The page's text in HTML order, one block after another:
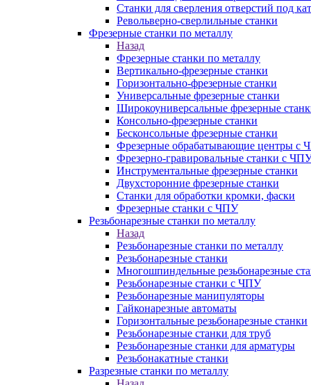
Станки для сверления отверстий под
Револьверно-сверлильные станки
Фрезерные станки по металлу
Назад
Фрезерные станки по металлу
Вертикально-фрезерные станки
Горизонтально-фрезерные станки
Универсальные фрезерные станки
Широкоуниверсальные фрезерные
Консольно-фрезерные станки
Бесконсольные фрезерные станки
Фрезерные обрабатывающие центры с
Фрезерно-гравировальные станки с
Инструментальные фрезерные станки
Двухсторонние фрезерные станки
Станки для обработки кромки, фаски
Фрезерные станки с ЧПУ
Резьбонарезные станки по металлу
Назад
Резьбонарезные станки по металлу
Резьбонарезные станки
Многошпиндельные резьбонарезные
Резьбонарезные станки с ЧПУ
Резьбонарезные манипуляторы
Гайконарезные автоматы
Горизонтальные резьбонарезные станки
Резьбонарезные станки для труб
Резьбонарезные станки для арматуры
Резьбонакатные станки
Разрезные станки по металлу